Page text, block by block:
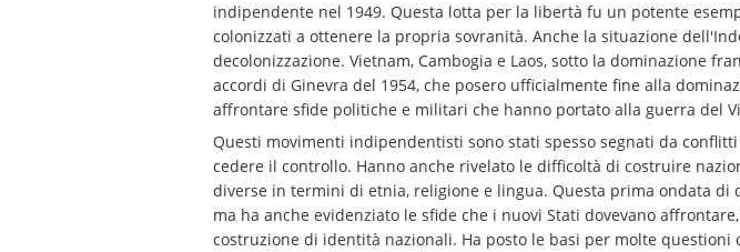
indipendente nel 1949. Questa lotta per la libertà fu un potente
colonizzati a ottenere la propria sovranità. Anche la situazione
decolonizzazione. Vietnam, Cambogia e Laos, sotto la dominazione
accordi di Ginevra del 1954, che posero ufficialmente fine alla
affrontare sfide politiche e militari che hanno portato alla guerra del
Questi movimenti indipendentisti sono stati spesso segnati da
cedere il controllo. Hanno anche rivelato le difficoltà di costruire
diverse in termini di etnia, religione e lingua. Questa prima ondata
ma ha anche evidenziato le sfide che i nuovi Stati dovevano
costruzione di identità nazionali. Ha posto le basi per molte